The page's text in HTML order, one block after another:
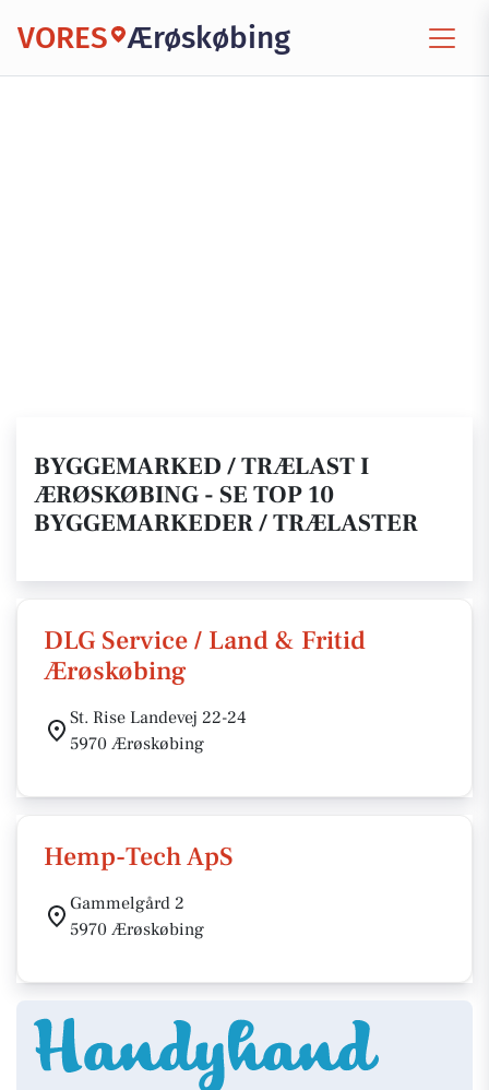
VORES Ærøskøbing
BYGGEMARKED / TRÆLAST I
ÆRØSKØBING - SE TOP 10
BYGGEMARKEDER / TRÆLASTER
DLG Service / Land & Fritid
Ærøskøbing
St. Rise Landevej 22-24
5970 Ærøskøbing
Hemp-Tech ApS
Gammelgård 2
5970 Ærøskøbing